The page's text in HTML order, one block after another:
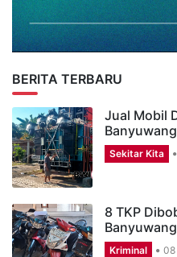
BERITA TERBARU
Jual Mobil
Sekitar Kita
8 TKP
Kriminal 08